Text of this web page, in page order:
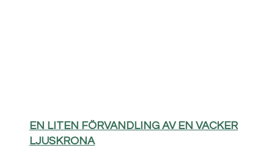
EN LITEN FÖRVANDLING AV EN VACKER
LJUSKRONA